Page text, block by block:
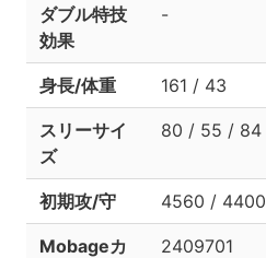
ダブル特技
効果
-
身長/体重 161 / 43
スリーサイ
ズ
80 / 55 / 84
初期攻/守 4560 / 4400
Mobageカ
2409701